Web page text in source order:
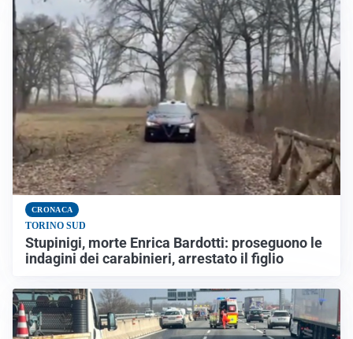
CRONACA
TORINO SUD
Stupinigi, morte Enrica Bardotti: proseguono le
indagini dei carabinieri, arrestato il figlio